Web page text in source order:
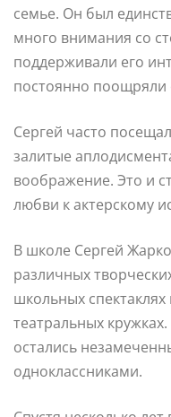
семье. Он был
много внимания со
поддерживали его
постоянно поощряли
Сергей часто
залитые
воображение. Это и
любви к актерскому
В школе Сергей
различных
школьных
театральных
остались
одноклассниками.